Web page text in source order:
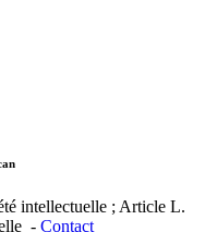
intellectuelle ; Article L.
- Contact